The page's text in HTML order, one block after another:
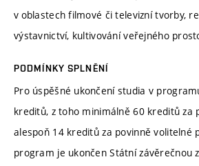
v oblastech filmové či televizní tvorby,
výstavnictví, kultivování veřejného
PODMÍNKY SPLNĚNÍ
Pro úspěšné ukončení studia v
kreditů, z toho minimálně 60 kreditů za
alespoň 14 kreditů za povinně volitelné
program je ukončen Státní závěrečnou